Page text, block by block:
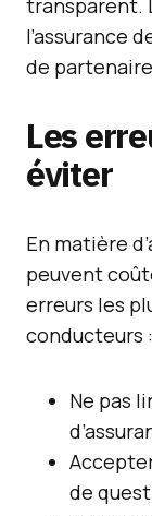
transparent.
l’assurance
de
Les
éviter
En matière
peuvent
erreurs les
conducteurs :
Ne pas
de